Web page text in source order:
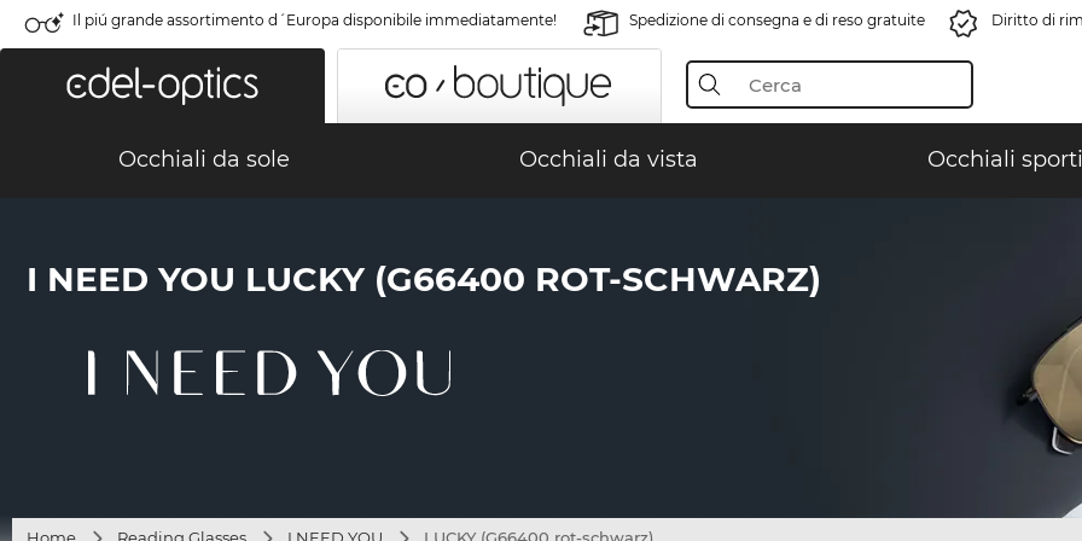
Il piú grande assortimento d´Europa disponibile immediatamente! Spedizione di consegna e di reso gratuite Diritto di
Occhiali da sole Occhiali da vista Occhiali
I NEED YOU LUCKY (G66400 ROT-SCHWARZ)